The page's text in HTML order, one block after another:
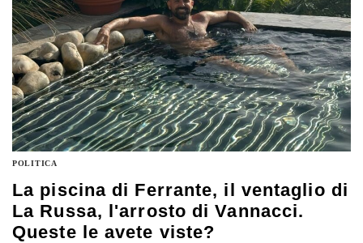
POLITICA
La piscina di Ferrante, il ventaglio di
La Russa, l'arrosto di Vannacci.
Queste le avete viste?